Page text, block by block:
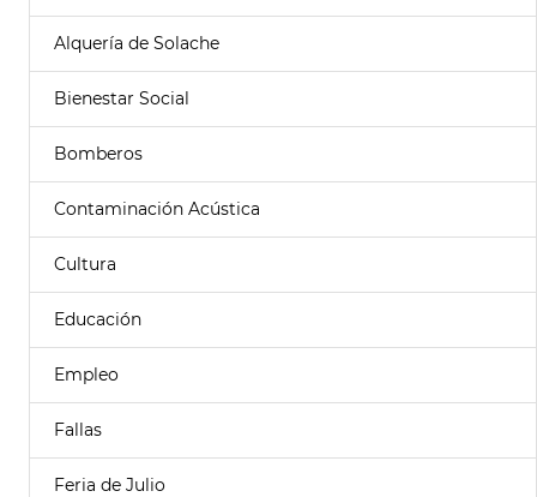
Alquería de Solache
Bienestar Social
Bomberos
Contaminación Acústica
Cultura
Educación
Empleo
Fallas
Feria de Julio